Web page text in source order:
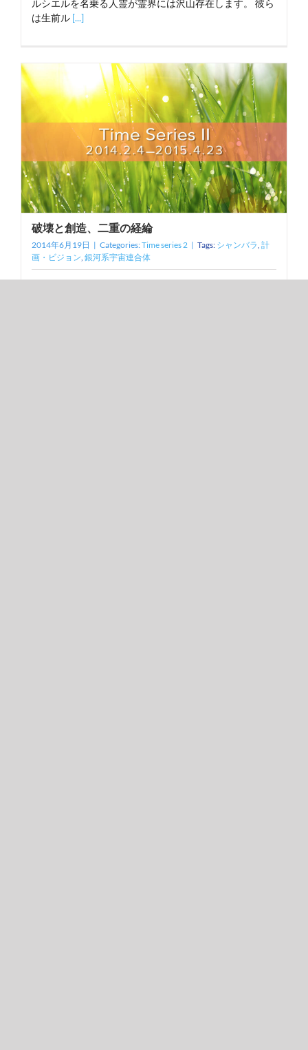
ルシエルを名乗る人霊が霊界には沢山存在します。 彼ら
は生前ル [...]
破壊と創造、二重の経綸
2014年6月19日 | Categories:Time series 2 | Tags: シャンバラ, 計
画・ビジョン, 銀河系宇宙連合体